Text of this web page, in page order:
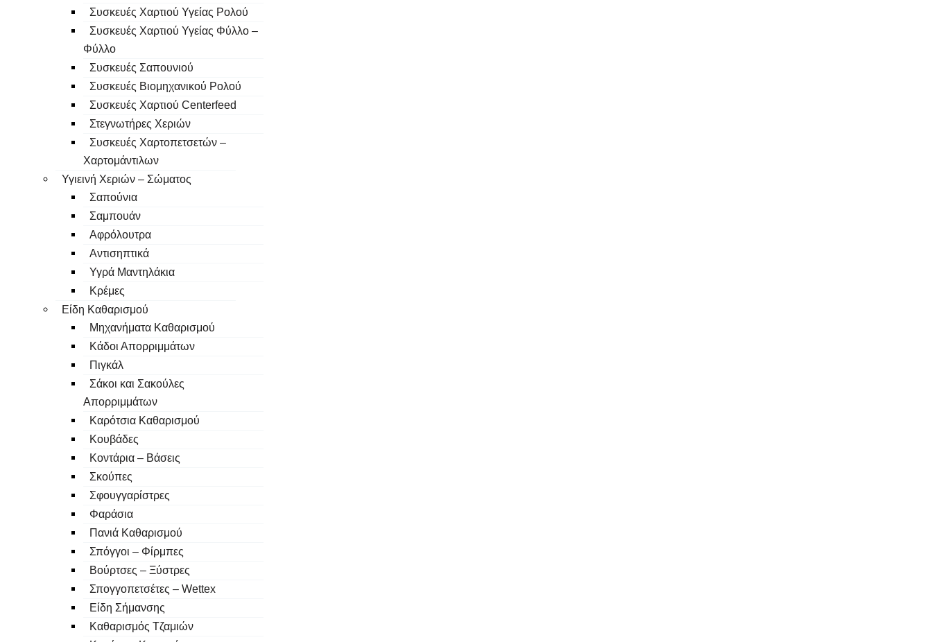
Συσκευές Χαρτιού Υγείας Ρολού
Συσκευές Χαρτιού Υγείας Φύλλο –
Φύλλο
Συσκευές Σαπουνιού
Συσκευές Βιομηχανικού Ρολού
Συσκευές Χαρτιού Centerfeed
Στεγνωτήρες Χεριών
Συσκευές Χαρτοπετσετών –
Χαρτομάντιλων
Υγιεινή Χεριών – Σώματος
Σαπούνια
Σαμπουάν
Αφρόλουτρα
Αντισηπτικά
Υγρά Μαντηλάκια
Κρέμες
Είδη Καθαρισμού
Μηχανήματα Καθαρισμού
Κάδοι Απορριμμάτων
Πιγκάλ
Σάκοι και Σακούλες
Απορριμμάτων
Καρότσια Καθαρισμού
Κουβάδες
Κοντάρια – Βάσεις
Σκούπες
Σφουγγαρίστρες
Φαράσια
Πανιά Καθαρισμού
Σπόγγοι – Φίρμπες
Βούρτσες – Ξύστρες
Σπογγοπετσέτες – Wettex
Είδη Σήμανσης
Καθαρισμός Τζαμιών